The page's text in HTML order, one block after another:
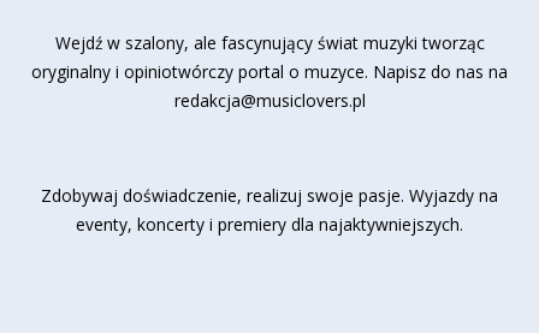
Wejdź w szalony, ale fascynujący świat muzyki tworząc
oryginalny i opiniotwórczy portal o muzyce. Napisz do nas na
redakcja@musiclovers.pl
Zdobywaj doświadczenie, realizuj swoje pasje. Wyjazdy na
eventy, koncerty i premiery dla najaktywniejszych.